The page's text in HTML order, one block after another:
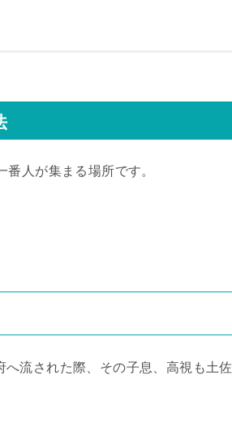
人が集まる場所です。
流された際、その子息、高視も土佐